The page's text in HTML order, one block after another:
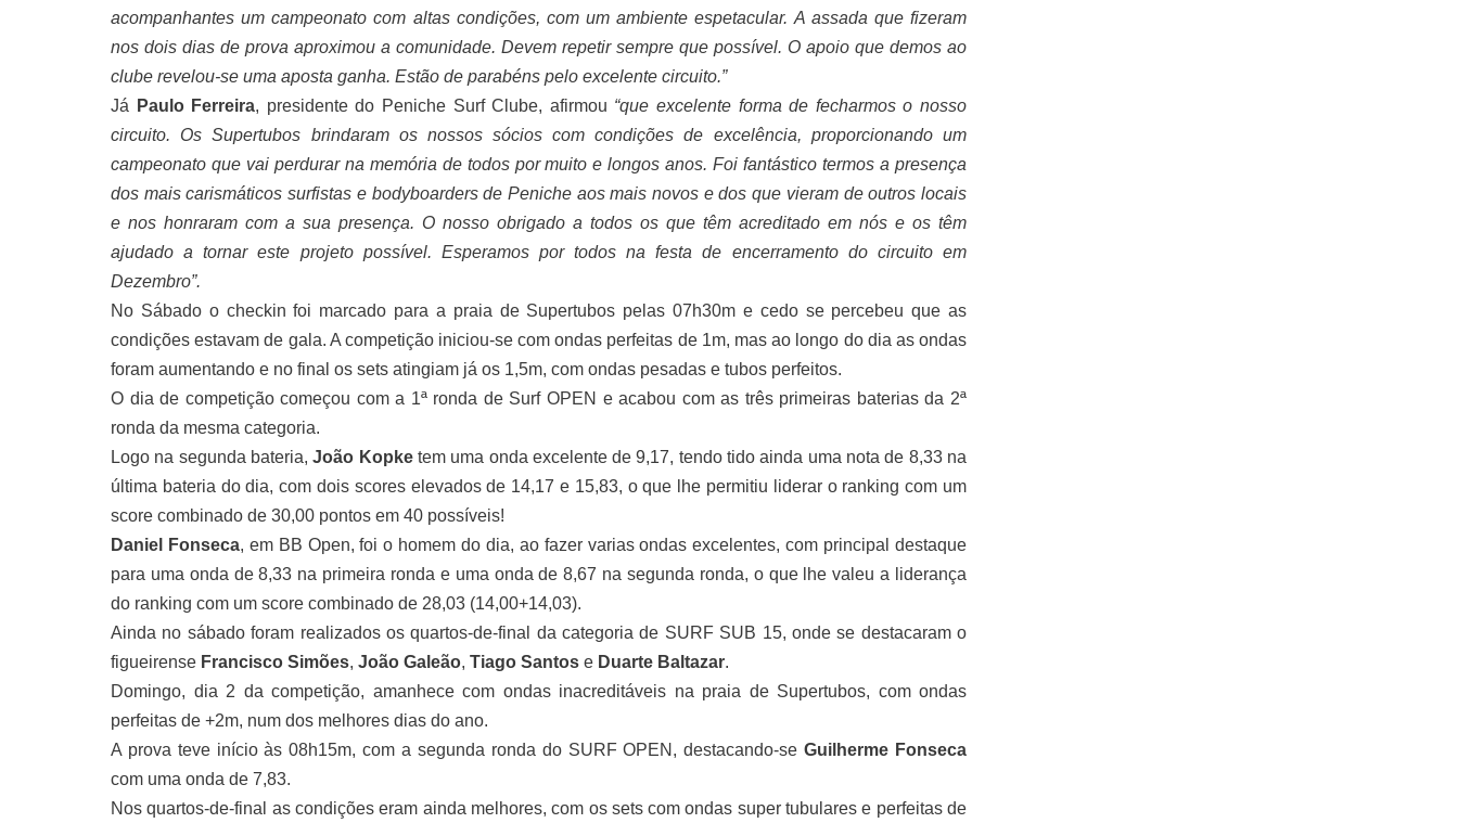
acompanhantes um campeonato com altas condições, com um ambiente espetacular. A assada que fizeram
nos dois dias de prova aproximou a comunidade. Devem repetir sempre que possível. O apoio que demos ao
clube revelou-se uma aposta ganha. Estão de parabéns pelo excelente circuito.”
Já
Paulo Ferreira, presidente do Peniche Surf Clube, afirmou “que excelente forma de fecharmos o nosso
circuito. Os Supertubos brindaram os nossos sócios com condições de excelência, proporcionando um
campeonato que vai perdurar na memória de todos por muito e longos anos.Foi fantástico termos a presença
dos mais carismáticos surfistas e bodyboarders de Peniche aos mais novos e dos que vieram de outros locais
e nos honraram com a sua presença. O nosso obrigado a todos os que têm acreditado em nós e os têm
ajudado a tornar este projeto possível. Esperamos por todos na festa de encerramento do circuito em
Dezembro”.
No Sábado o checkin foi marcado para a praia de Supertubos pelas 07h30m e cedo se percebeu que as
condições estavam de gala. A competição iniciou-se com ondas perfeitas de 1m, mas ao longo do dia as ondas
foram aumentando e no final os sets atingiam já os 1,5m, com ondas pesadas e tubos perfeitos.
O dia de competição começou com a 1ª ronda de Surf OPEN e acabou com as três primeiras baterias da 2ª
ronda da mesma categoria.
Logo na segunda bateria,João Kopketem uma onda excelente de 9,17, tendo tido ainda uma nota de 8,33 na
última bateria do dia, com dois scores elevados de 14,17 e 15,83, o que lhe permitiu liderar o ranking com um
score combinado de 30,00 pontos em 40 possíveis!
Daniel Fonseca, em BB Open, foi o homem do dia, ao fazer varias ondas excelentes, com principal destaque
para uma onda de 8,33 na primeira ronda e uma onda de 8,67 na segunda ronda, o que lhe valeu a liderança
do ranking com um score combinado de 28,03 (14,00+14,03).
Ainda no sábado foram realizados os quartos-de-final da categoria de SURF SUB 15, onde se destacaram o
figueirense Francisco Simões, João Galeão, Tiago Santos e Duarte Baltazar.
Domingo, dia 2 da competição, amanhece com ondas inacreditáveis na praia de Supertubos, com ondas
perfeitas de +2m, num dos melhores dias do ano.
A prova teve início às 08h15m, com a segunda ronda do SURF OPEN, destacando-seGuilherme Fonseca
com uma onda de 7,83.
Nos quartos-de-final as condições eram ainda melhores, com os sets com ondas super tubulares e perfeitas de